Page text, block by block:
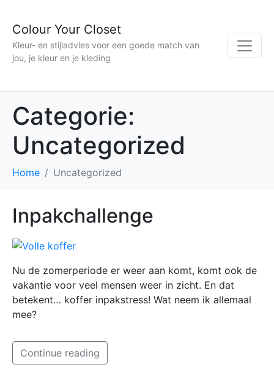
Colour Your Closet
Kleur- en stijladvies voor een goede match van
jou, je kleur en je kleding
Categorie:
Uncategorized
Home Uncategorized
Inpakchallenge
Nu de zomerperiode er weer aan komt, komt ook de
vakantie voor veel mensen weer in zicht. En dat
betekent… koffer inpakstress! Wat neem ik allemaal
mee?
Continue reading